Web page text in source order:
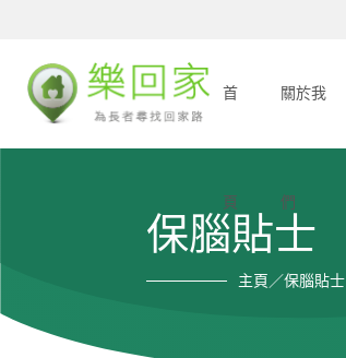
首
頁
關於我
們
保腦貼士
主頁／保腦貼士